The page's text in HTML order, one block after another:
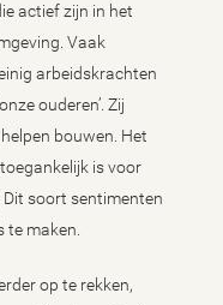
actief zijn in het
Vaak
arbeidskrachten
ouderen’. Zij
bouwen. Het
is voor
Dit soort sentimenten
maken.
op te rekken,